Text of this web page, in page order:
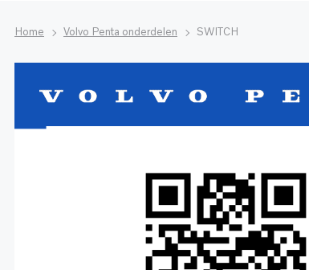
Home Volvo Penta onderdelen SWITCH